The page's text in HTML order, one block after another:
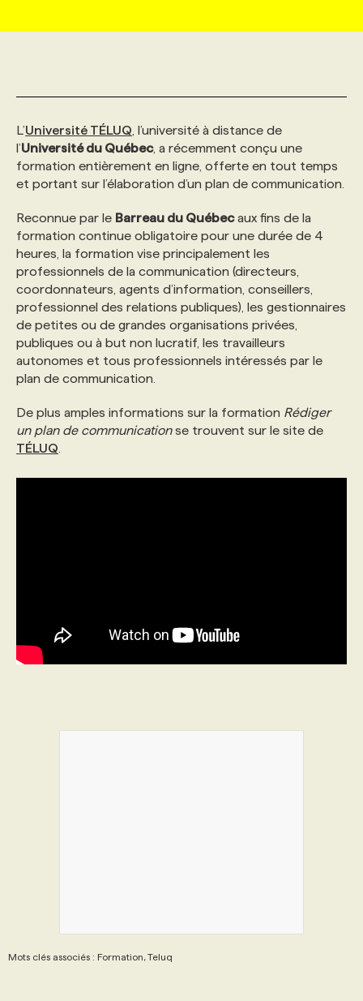
AFFAIRES DE L'INDUSTRIE
INITIATIVES NUMÉRIQUES
TENDANCES
WEB & MÉDIAS SOCIAUX
MARKETING DURABLE
ÉVÉNEMENTIEL
NOS AUTEUR‧RICES
INFOLETTRE PUBLICITÉ
ANNONCEZ AVEC NOUS
CONSULTER LA CVTHÈQUE
PROFIL ENTREPRISE
ANNONCEZ AVEC NOUS
VOIR LES OFFRES
PROFIL CANDIDAT
FAQ
ANNONCEZ AVEC NOUS
NOS FORMATIONS EN LIGNE
NOS PARCOURS DE FORMATIONS
NOS FORMATEUR‧RICES
POURQUOI CHOISIR NOS FORMATIONS
NOS TARIFS
FAQ
CHASSE DE TÊTE
SERVICE DE CHASSE DE TÊTE
NOS EXPERTISES
FAQ
ANNONCEZ AVEC NOUS
L’Université TÉLUQ , l’université à distance de
l’Université du Québec, a récemment conçu une
formation entièrement en ligne, offerte en tout temps
et portant sur l’élaboration d’un plan de communication.
Reconnue par le Barreau du Québecaux fins de la
formation continue obligatoire pour une durée de 4
heures, la formation vise principalement les
professionnels de la communication (directeurs,
coordonnateurs, agents d’information, conseillers,
professionnel des relations publiques), les gestionnaires
de petites ou de grandes organisations privées,
publiques ou à but non lucratif, les travailleurs
autonomes et tous professionnels intéressés par le
plan de communication.
De plus amples informations sur la formation Rédiger
un plan de communicationse trouvent sur le site de
TÉLUQ
Mots clés associés : Formation, Teluq